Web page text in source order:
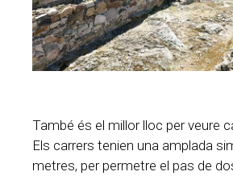
També és el millor lloc per veure
Els carrers tenien una amplada
metres, per permetre el pas de